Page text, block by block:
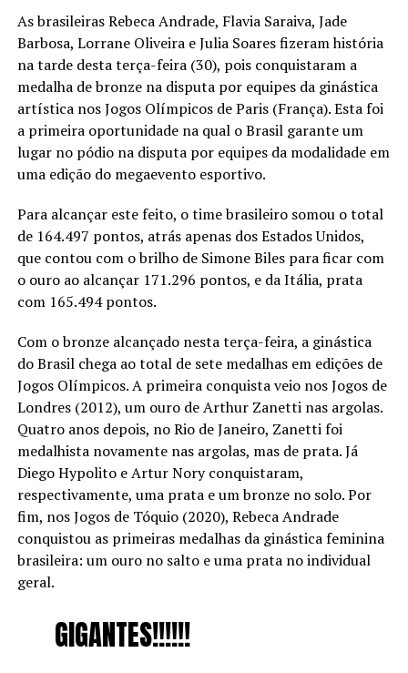
As brasileiras Rebeca Andrade, Flavia Saraiva, Jade
Barbosa, Lorrane Oliveira e Julia Soares fizeram história
na tarde desta terça-feira (30), pois conquistaram a
medalha de bronze na disputa por equipes da ginástica
artística nos Jogos Olímpicos de Paris (França). Esta foi
a primeira oportunidade na qual o Brasil garante um
lugar no pódio na disputa por equipes da modalidade em
uma edição do megaevento esportivo.
Para alcançar este feito, o time brasileiro somou o total
de 164.497 pontos, atrás apenas dos Estados Unidos,
que contou com o brilho de Simone Biles para ficar com
o ouro ao alcançar 171.296 pontos, e da Itália, prata
com 165.494 pontos.
Com o bronze alcançado nesta terça-feira, a ginástica
do Brasil chega ao total de sete medalhas em edições de
Jogos Olímpicos. A primeira conquista veio nos Jogos de
Londres (2012), um ouro de Arthur Zanetti nas argolas.
Quatro anos depois, no Rio de Janeiro, Zanetti foi
medalhista novamente nas argolas, mas de prata. Já
Diego Hypolito e Artur Nory conquistaram,
respectivamente, uma prata e um bronze no solo. Por
fim, nos Jogos de Tóquio (2020), Rebeca Andrade
conquistou as primeiras medalhas da ginástica feminina
brasileira: um ouro no salto e uma prata no individual
geral.
GIGANTES!!!!!!